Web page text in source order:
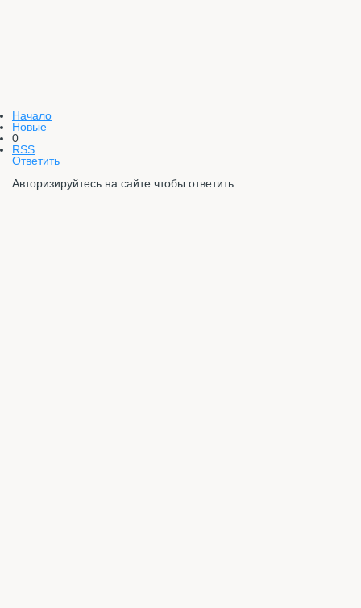
Начало
Новые
0
RSS
Ответить
Авторизируйтесь на сайте чтобы ответить.